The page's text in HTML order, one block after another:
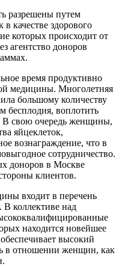
разрешены путем
качестве здорового
которых происходит от
агентство доноров
время продуктивно
медицины. Многолетняя
большому количеству
бесплодия, воплотить
В свою очередь женщины,
яйцеклеток,
вознаграждение, что в
сотрудничество.
доноров в Москве
клиентов.
входит в перечень
коллективе над
находится новейшее
высокий
в отношении женщин, как